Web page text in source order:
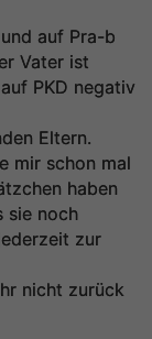
auf Pra-b
Vater ist
PKD negativ
Eltern.
mir schon mal
haben
sie noch
zur
nicht zurück